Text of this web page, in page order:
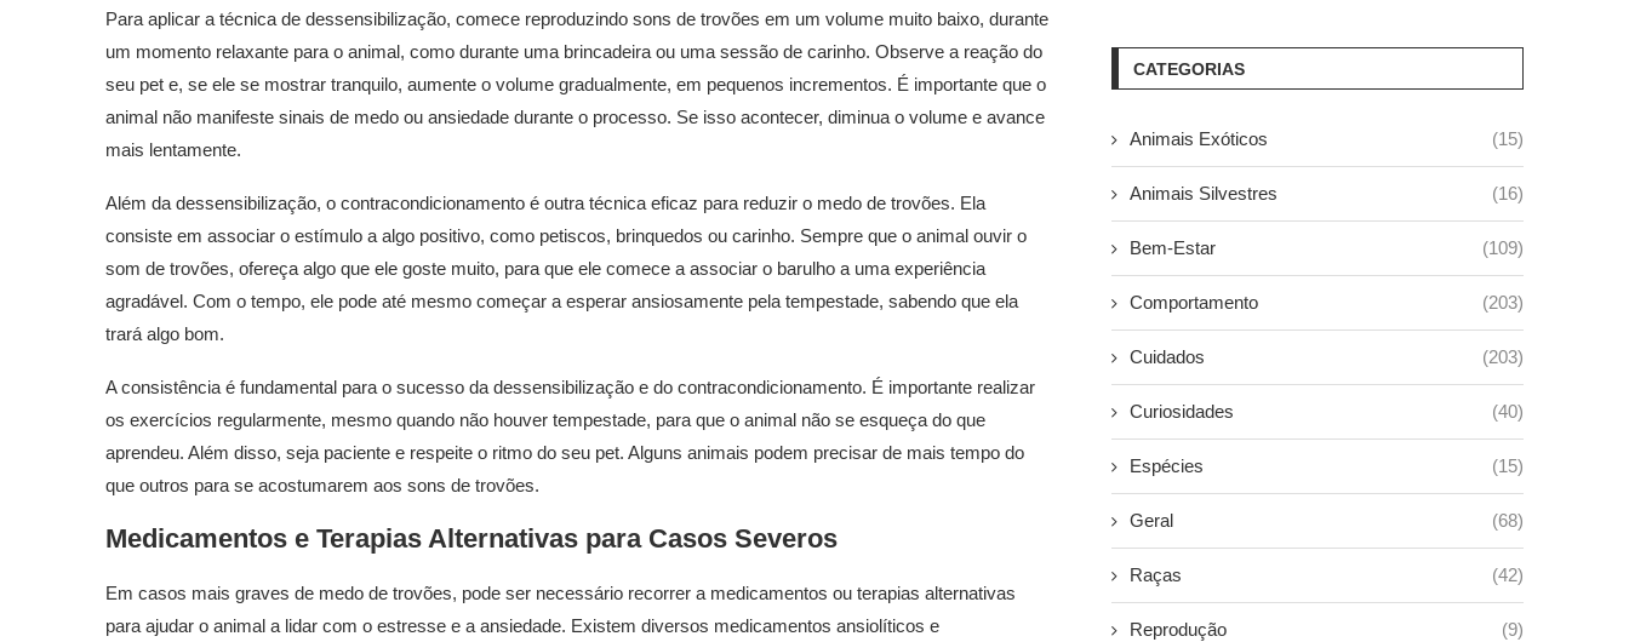
Para aplicar a técnica de dessensibilização, comece reproduzindo sons de trovões em um volume muito baixo, durante
um momento relaxante para o animal, como durante uma brincadeira ou uma sessão de carinho. Observe a reação do
seu pet e, se ele se mostrar tranquilo, aumente o volume gradualmente, em pequenos incrementos. É importante que o
animal não manifeste sinais de medo ou ansiedade durante o processo. Se isso acontecer, diminua o volume e avance
mais lentamente.
Além da dessensibilização, o contracondicionamento é outra técnica eficaz para reduzir o medo de trovões. Ela
consiste em associar o estímulo a algo positivo, como petiscos, brinquedos ou carinho. Sempre que o animal ouvir o
som de trovões, ofereça algo que ele goste muito, para que ele comece a associar o barulho a uma experiência
agradável. Com o tempo, ele pode até mesmo começar a esperar ansiosamente pela tempestade, sabendo que ela
trará algo bom.
A consistência é fundamental para o sucesso da dessensibilização e do contracondicionamento. É importante realizar
os exercícios regularmente, mesmo quando não houver tempestade, para que o animal não se esqueça do que
aprendeu. Além disso, seja paciente e respeite o ritmo do seu pet. Alguns animais podem precisar de mais tempo do
que outros para se acostumarem aos sons de trovões.
Medicamentos e Terapias Alternativas para Casos Severos
Em casos mais graves de medo de trovões, pode ser necessário recorrer a medicamentos ou terapias alternativas
para ajudar o animal a lidar com o estresse e a ansiedade. Existem diversos medicamentos ansiolíticos e
CATEGORIAS
Animais Exóticos (15)
Animais Silvestres (16)
Bem-Estar (109)
Comportamento (203)
Cuidados (203)
Curiosidades (40)
Espécies (15)
Geral (68)
Raças (42)
Reprodução (9)